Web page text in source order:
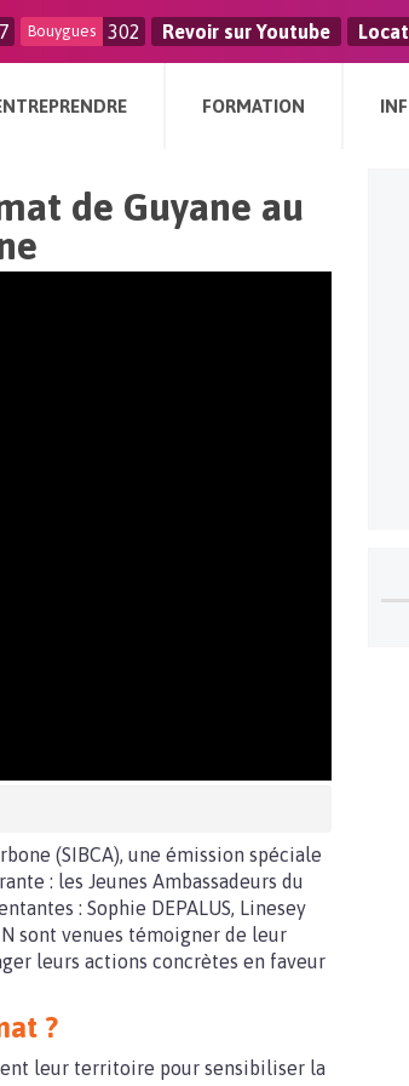
Bouygues 302 Revoir sur Youtube
FORMATION
de Guyane au
(SIBCA), une émission spéciale
: les Jeunes Ambassadeurs du
: Sophie DEPALUS, Linesey
sont venues témoigner de leur
leurs actions concrètes en faveur
?
leur territoire pour sensibiliser la